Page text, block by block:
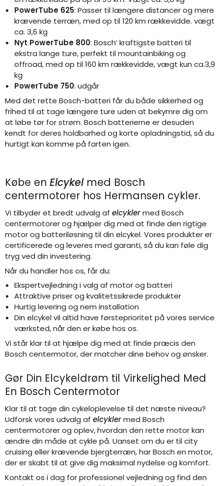
PowerTube 625: Passer til længere distancer og mere
krævende terræn, med op til 120 km rækkevidde. vægt
ca. 3,6 kg
Nyt PowerTube 800: Bosch’ kraftigste batteri til
ekstra lange ture, perfekt til mountainbiking og
offroad, med op til 160 km rækkevidde, vægt kun ca.3,9
kg
PowerTube 750: udgår
Med det rette Bosch-batteri får du både sikkerhed og
frihed til at tage længere ture uden at bekymre dig om
at løbe tør for strøm. Bosch batterierne er desuden
kendt for deres holdbarhed og korte opladningstid, så du
hurtigt kan komme på farten igen.
Købe en Elcykelmed Bosch
centermotorer hos Hermansen cykler.
Vi tilbyder et bredt udvalg af elcyklermed Bosch
centermotorer og hjælper dig med at finde den rigtige
motor og batteriløsning til din elcykel. Vores produkter er
certificerede og leveres med garanti, så du kan føle dig
tryg ved din investering.
Når du handler hos os, får du:
Ekspertvejledning i valg af motor og batteri
Attraktive priser og kvalitetssikrede produkter
Hurtig levering og nem installation
Din elcykel vil altid have førsteprioritet på vores service
værksted, når den er købe hos os.
Vi står klar til at hjælpe dig med at finde præcis den
Bosch centermotor, der matcher dine behov og ønsker.
Gør Din Elcykeldrøm til Virkelighed Med
En Bosch Centermotor
Klar til at tage din cykeloplevelse til det næste niveau?
Udforsk vores udvalg af elcyklermed Bosch
centermotorer og oplev, hvordan den rette motor kan
ændre din måde at cykle på. Uanset om du er til city
cruising eller krævende bjergterræn, har Bosch en motor,
der er skabt til at give dig maksimal nydelse og komfort.
Kontakt os i dag for professionel vejledning og find den